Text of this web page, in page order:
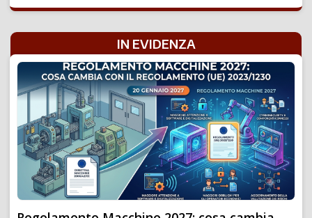
IN EVIDENZA